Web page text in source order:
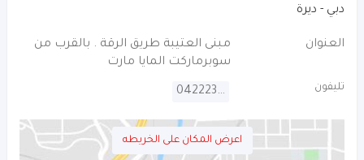
دبي - ديرة
العنوان
مبنى العتيبة طريق الرقة . بالقرب من
سوبرماركت المايا مارت
تليفون 042223398
اعرض المكان على الخريطه